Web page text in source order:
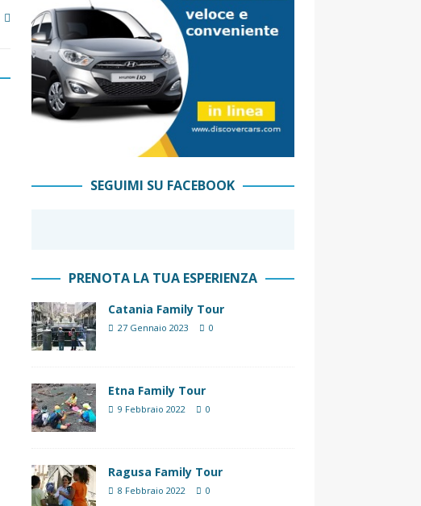
SEGUIMI SU FACEBOOK
PRENOTA LA TUA ESPERIENZA
Catania Family Tour
27 Gennaio 2023 0
Etna Family Tour
9 Febbraio 2022 0
Ragusa Family Tour
8 Febbraio 2022 0